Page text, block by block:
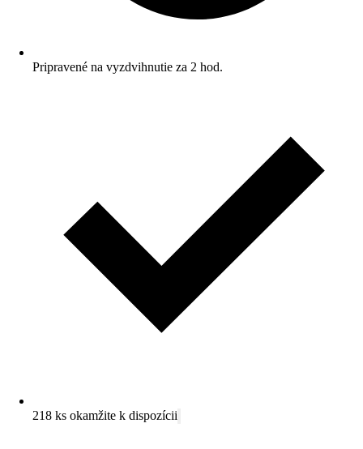
Pripravené na vyzdvihnutie za 2 hod.
218 ks okamžite k dispozícii